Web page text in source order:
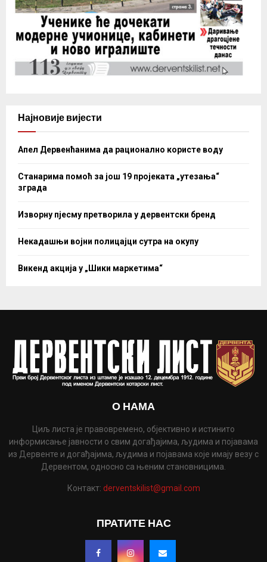
Најновије вијести
Апел Дервенћанима да рационално користе воду
Станарима помоћ за још 19 пројеката „утезања“
зграда
Изворну пјесму претворила у дервентски бренд
Некадашњи војни полицајци сутра на окупу
Викенд акција у „Шики маркетима“
О НАМА
Циљ листа је правовремено, објективно и истинито
информисање јавности о свим догађајима, људима и појавама
из Дервенте и догађајима, људима и појавама које имају везу с
Дервентом, односно са њеним становницима.
Контакт: derventskilist@gmail.com
ПРАТИТЕ НАС